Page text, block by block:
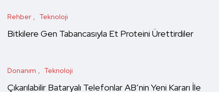
Rehber Teknoloji
Bitkilere Gen Tabancasıyla Et Proteini Ürettirdiler
Donanım Teknoloji
Çıkarılabilir Bataryalı Telefonlar AB’nin Yeni Kararı İle